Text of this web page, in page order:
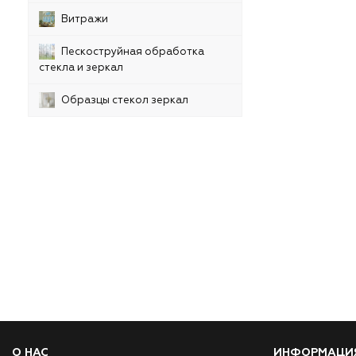
Витражи
Пескоструйная обработка
стекла и зеркал
Образцы стекол зеркал
О НАС